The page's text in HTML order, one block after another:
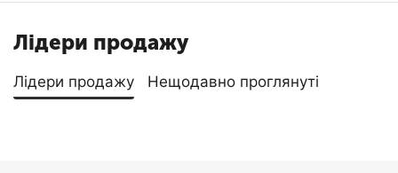
Лідери продажу
Лідери продажу Нещодавно проглянуті